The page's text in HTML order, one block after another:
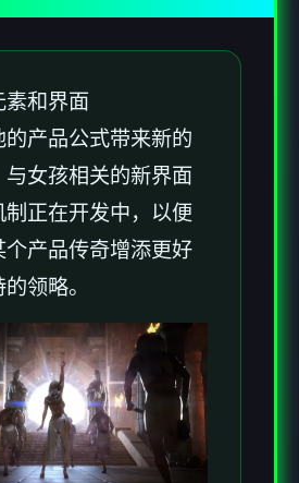
素和界面
的产品公式带来新的
与女孩相关的新界面
制正在开发中，以便
个产品传奇增添更好
领略。